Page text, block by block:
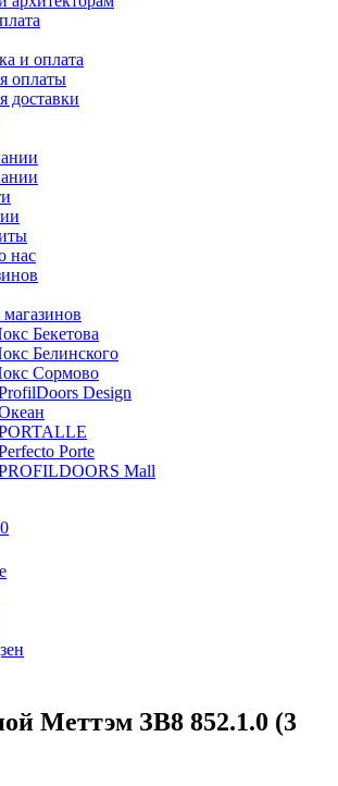
и оплата
оплаты
доставки
нас
Бекетова
Белинского
Сормово
Design
Portе
Mall
0
Меттэм ЗВ8 852.1.0 (3